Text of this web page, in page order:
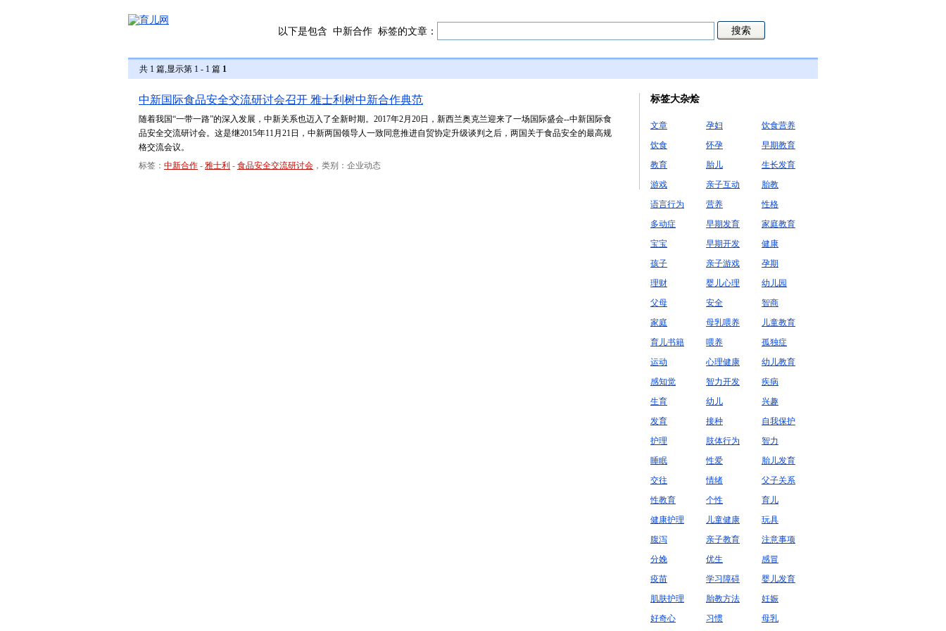
以下是包含 中新合作 标签的文章：
共 1 篇,显示第 1 - 1 篇 1
中新国际食品安全交流研讨会召开 雅士利树中新合作典范
随着我国“一带一路”的深入发展，中新关系也迈入了全新时期。2017年2月20日，新西兰奥克兰迎来了一场国际盛会--中新国际食
品安全交流研讨会。这是继2015年11月21日，中新两国领导人一致同意推进自贸协定升级谈判之后，两国关于食品安全的最高规
格交流会议。
标签： 中新合作 - 雅士利 - 食品安全交流研讨会 ，类别：企业动态
标签大杂烩
文章 孕妇
饮食营养
饮食
怀孕
早期教育
教育
胎儿
生长发育
游戏
亲子互动
胎教
语言行为
营养
性格
多动症
早期发育
家庭教育
宝宝
早期开发
健康
孩子
亲子游戏
孕期
理财
婴儿心理
幼儿园
父母
安全
智商
家庭
母乳喂养
儿童教育
育儿书籍
喂养
孤独症
运动
心理健康
幼儿教育
感知觉
智力开发
疾病
生育
幼儿
兴趣
发育
接种
自我保护
护理
肢体行为
智力
睡眠
性爱
胎儿发育
交往
情绪
父子关系
性教育
个性
育儿
健康护理
儿童健康
玩具
腹泻
亲子教育
注意事项
分娩
优生
感冒
疫苗
学习障碍
婴儿发育
肌肤护理
胎教方法
妊娠
好奇心
习惯 母乳